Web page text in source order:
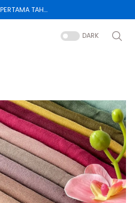
JADILAH YANG PERTAMA TAHU TENTANG KOLEKSI BARU KAMI.
DARK